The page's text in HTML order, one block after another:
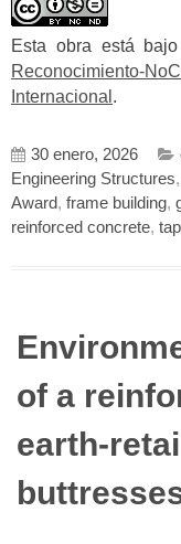
Esta obra está
Reconocimiento-
Internacional .
30 enero, 2026
Engineering Structures,
Award, frame building,
reinforced concrete,
of a
earth-